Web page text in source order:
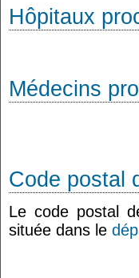
Hôpitaux
Médecins
Code postal
Le code postal
située dans le